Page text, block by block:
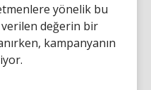
yönelik bu
verilen değerin bir
kampanyanın